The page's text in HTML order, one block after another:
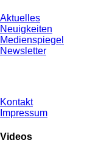
Aktuelles
Neuigkeiten
Medienspiegel
Newsletter
Kontakt
Impressum
Videos